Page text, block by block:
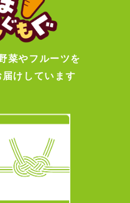
菜やフルーツを
けしています